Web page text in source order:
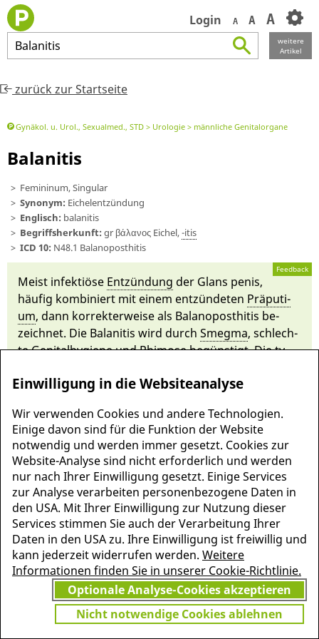
Login A A A
Balanitis
weitere
Artikel
zurück zur Startseite
Gynäkol. u. Urol., Sexualmed., STD Urologie männliche Genitalorgane
Balanitis
Femininum, Singular
Synonym: Eichelentzündung
Englisch: balanitis
Begriffsherkunft: gr βάλανος Ei­chel,-itis
ICD 10: N48.1 Balanoposthitis
Feedback
Meist in­fektiöse Ent­zün­dung der Glans penis,
häu­fig kombiniert mit ei­nem ent­zün­deten Prä­pu­ti­
um, dann korrekter­weise als Ba­lanoposthi­tis be­
zeichnet. Die Ba­lanitis wird durch Smeg­ma, schlech­
te Ge­nital­hygiene undPhimosebe­güns­tigt. Die ty­
Diagnosestellung aus­reichend. The­rapiert wird
MEHR INFORMATIONEN
ZU PSCHYREMBEL
JETZT
GRATIS TESTEN
Einwilligung in die Websiteanalyse
Wir verwenden Cookies und andere Technologien.
Einige davon sind für die Funktion der Website
notwendig und werden immer gesetzt. Cookies zur
Website-Analyse sind nicht erforderlich und werden
nur nach Ihrer Einwilligung gesetzt. Einige Services
zur Analyse verarbeiten personenbezogene Daten in
den USA. Mit Ihrer Einwilligung zur Nutzung dieser
Services stimmen Sie auch der Verarbeitung Ihrer
Daten in den USA zu. Ihre Einwilligung ist freiwillig und
kann jederzeit widerrufen werden. Weitere
Informationen finden Sie in unserer Cookie-Richtlinie.
Optionale Analyse-Cookies akzeptieren
Nicht notwendige Cookies ablehnen